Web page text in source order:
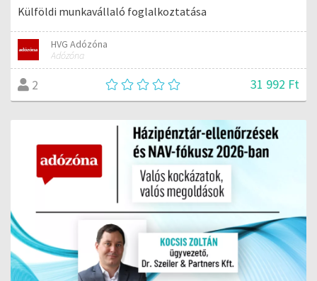
Külföldi munkavállaló foglalkoztatása
HVG Adózóna
Adózóna
2 31 992 Ft